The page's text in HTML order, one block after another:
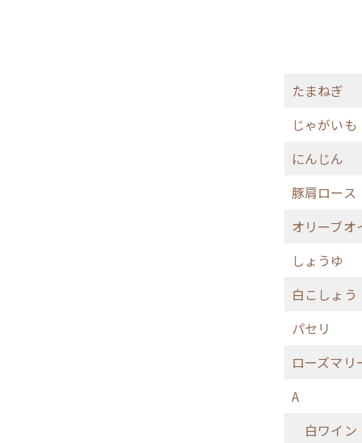
たまねぎ
じゃがいも
にんじん
豚肩ロース
オリーブオ
しょうゆ
白こしょう
パセリ
ローズマリ
A
白ワイン